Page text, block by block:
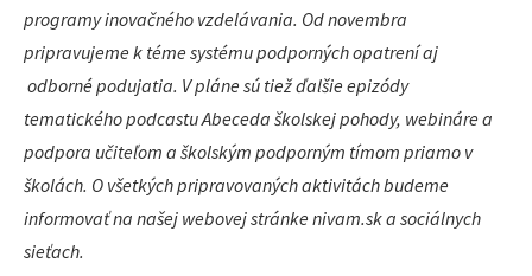
programy inovačného vzdelávania. Od novembra
pripravujeme k téme systému podporných opatrení aj
odborné podujatia. V pláne sú tiež ďalšie epizódy
tematického podcastu Abeceda školskej pohody, webináre a
podpora učiteľom a školským podporným tímom priamo v
školách. O všetkých pripravovaných aktivitách budeme
informovať na našej webovej stránke nivam.sk a sociálnych
sieťach.